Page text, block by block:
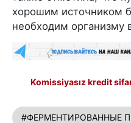
хорошим источником
необходим организму
Komissiyasız kredit
#ФЕРМЕНТИРОВАННЫЕ